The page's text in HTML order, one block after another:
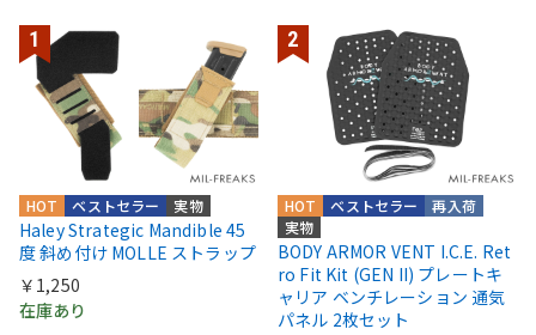
実物
ベストセラー
HOT
Haley Strategic Mandible 45
度 斜め付け MOLLE ストラップ
￥1,250
在庫あり
実物
再入荷
ベストセラー
HOT
BODY ARMOR VENT I.C.E. Ret
ro Fit Kit (GEN II) プレートキ
ャリア ベンチレーション 通気
パネル 2枚セット